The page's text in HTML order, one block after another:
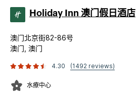
Holiday Inn 澳门假日酒店
澳门北京街82-86号
澳门, 澳门
4.30 (1492 reviews)
水療中心